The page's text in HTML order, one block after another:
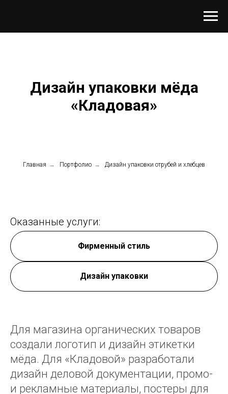
Дизайн упаковки мёда
«Кладовая»
Главная → Портфолио → Дизайн упаковки отрубей и хлебцев
Оказанные услуги:
Фирменный стиль
Дизайн упаковки
Для магазина органических товаров
создали логотип и дизайн этикетки
мёда. Для «Кладовой» разработали
дизайн деловой документации, промо-
и рекламные материалы, постеры для